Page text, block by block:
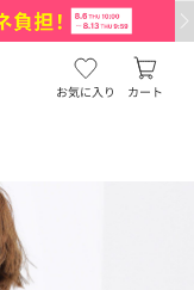
お気に入り カート